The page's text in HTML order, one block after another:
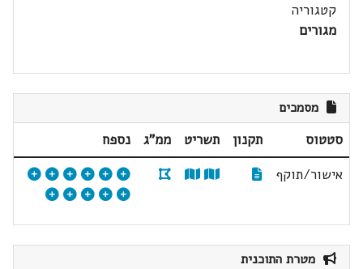
קטגוריה
מגורים
מסמכים
סטטוס תקנון תשריט ממ"ג
נספח
אישור/תוקף
מטרת התוכנית